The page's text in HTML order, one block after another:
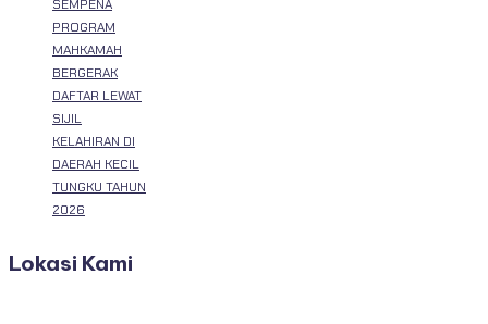
SEMPENA
PROGRAM
MAHKAMAH
BERGERAK
DAFTAR LEWAT
SIJIL
KELAHIRAN DI
DAERAH KECIL
TUNGKU TAHUN
2026
Lokasi Kami